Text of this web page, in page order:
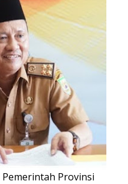
Pemerintah Provinsi